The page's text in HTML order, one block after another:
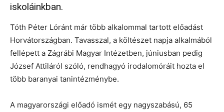
iskoláinkban.
Tóth Péter Lóránt már több alkalommal tartott előadást
Horvátországban. Tavasszal, a költészet napja alkalmából
fellépett a Zágrábi Magyar Intézetben, júniusban pedig
József Attiláról szóló, rendhagyó irodalomóráit hozta el
több baranyai tanintézménybe.
A magyarországi előadó ismét egy nagyszabású, 65